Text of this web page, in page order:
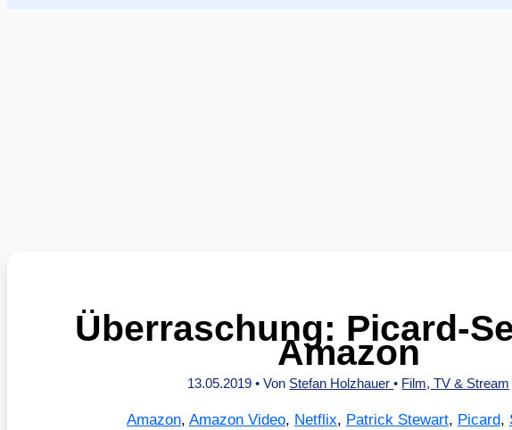
Überraschung: Picard-
Amazon
13.05.2019• Von Stefan Holzhauer• Film, TV & Stream
Amazon, Amazon Video, Netflix, Patrick Stewart, Picard,